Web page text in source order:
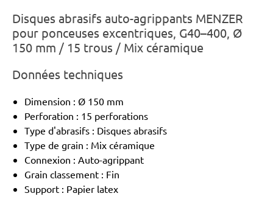
Disques abrasifs auto-agrippants MENZER
pour ponceuses excentriques, G40–400, Ø
150 mm / 15 trous / Mix céramique
Données techniques
Dimension : Ø 150 mm
Perforation : 15 perforations
Type d'abrasifs : Disques abrasifs
Type de grain : Mix céramique
Connexion : Auto-agrippant
Grain classement : Fin
Support : Papier latex